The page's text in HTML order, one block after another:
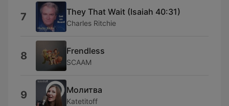
7 They That Wait (Isaiah 40:31)
Charles Ritchie
8 Frendless
SCAAM
9 Молитва
Katetitoff